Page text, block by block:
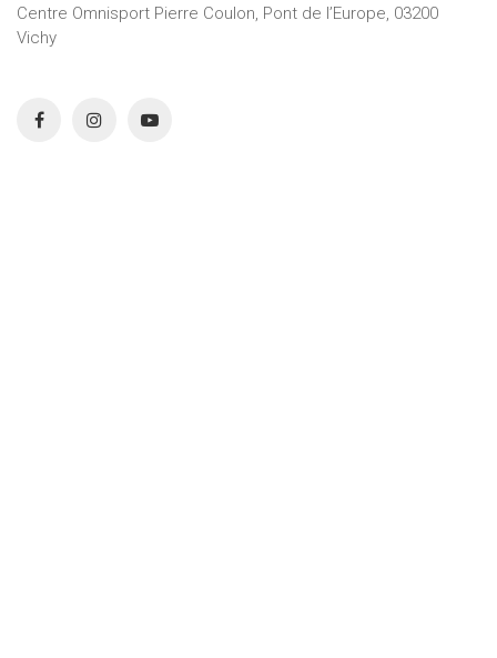
Centre Omnisport Pierre Coulon, Pont de l’Europe, 03200
Vichy